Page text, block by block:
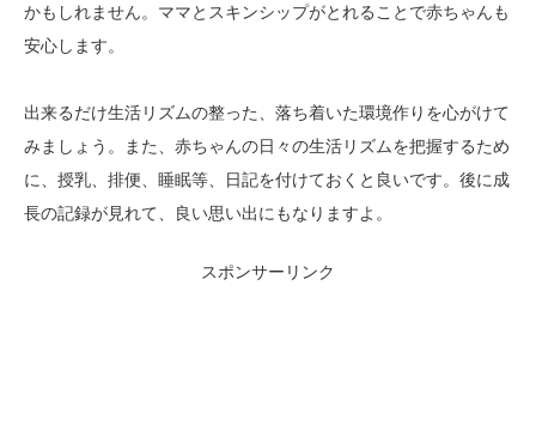
かもしれません。ママとスキンシップがとれることで赤ちゃんも
安心します。
出来るだけ生活リズムの整った、落ち着いた環境作りを心がけて
みましょう。また、赤ちゃんの日々の生活リズムを把握するため
に、授乳、排便、睡眠等、日記を付けておくと良いです。後に成
長の記録が見れて、良い思い出にもなりますよ。
スポンサーリンク